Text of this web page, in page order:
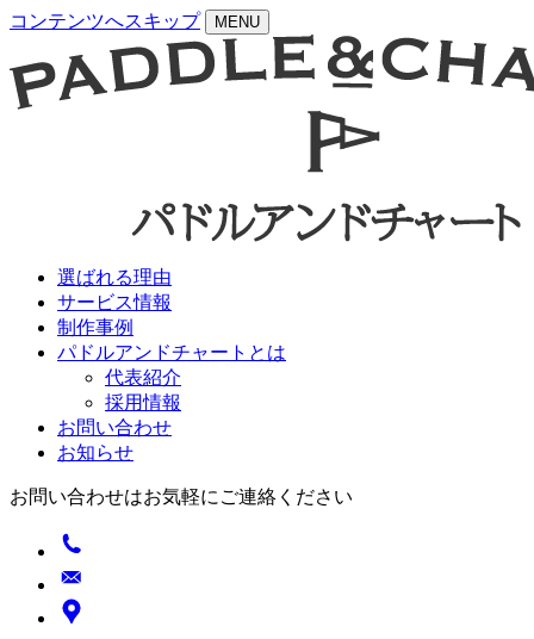
コンテンツへスキップ MENU
選ばれる理由
サービス情報
制作事例
パドルアンドチャートとは
代表紹介
採用情報
お問い合わせ
お知らせ
お問い合わせはお気軽にご連絡ください